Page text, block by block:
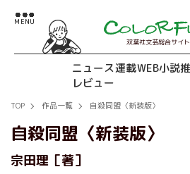
双葉社文芸総合サイト
ニュース連載WEB小説
レビュー
TOP 作品一覧 自殺同盟〈新装版〉
自殺同盟〈新装版〉
宗田理［著］